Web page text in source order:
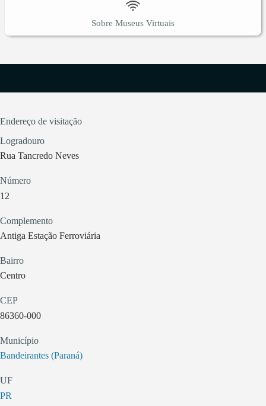
Sobre Museus Virtuais
Endereço de visitação
Logradouro
Rua Tancredo Neves
Número
12
Complemento
Antiga Estação Ferroviária
Bairro
Centro
CEP
86360-000
Município
Bandeirantes (Paraná)
UF
PR